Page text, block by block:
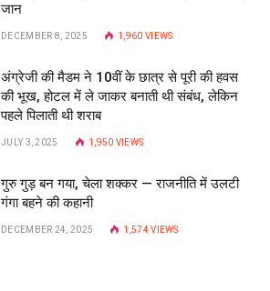
जान
DECEMBER 8, 2025 1,960 VIEWS
अंग्रेजी की मैडम ने 10वीं के छात्र से पूरी की हवस
की भूख, होटल में ले जाकर बनाती थी संबंध, लेकिन
पहले पिलाती थी शराब
JULY 3, 2025 1,950 VIEWS
गुरु गुड़ बन गया, चेला शक्कर — राजनीति में उलटी
गंगा बहने की कहानी
DECEMBER 24, 2025 1,574VIEWS